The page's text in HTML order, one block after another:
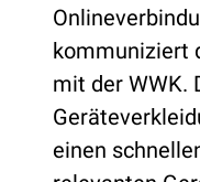
kommuniziert
mit der WWK.
einen